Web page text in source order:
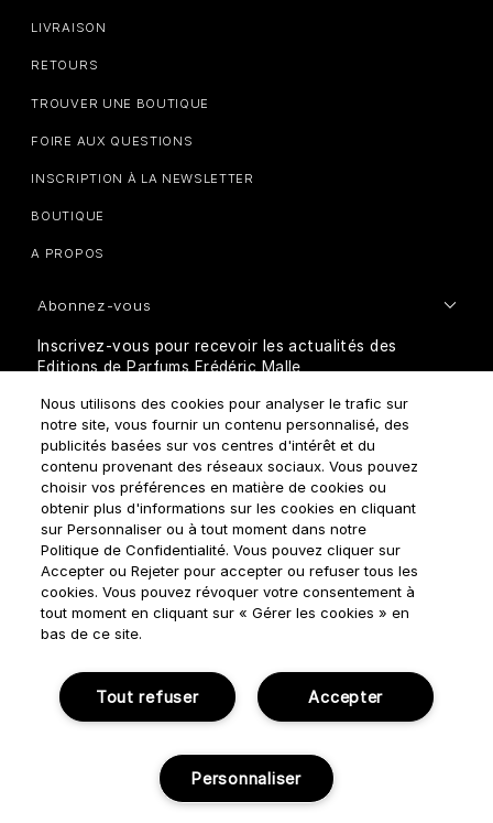
LIVRAISON
RETOURS
TROUVER UNE BOUTIQUE
FOIRE AUX QUESTIONS
INSCRIPTION À LA NEWSLETTER
BOUTIQUE
A PROPOS
Abonnez-vous
Inscrivez-vous pour recevoir les actualités des
Editions de Parfums Frédéric Malle
Comment traitons-nous vos données personnelles?
Règles d'utilisation Politique de confidentialité
© NOUVELLES ÉDITIONS DE PARFUMS 2018
Nous utilisons des cookies pour analyser le trafic sur
notre site, vous fournir un contenu personnalisé, des
publicités basées sur vos centres d'intérêt et du
contenu provenant des réseaux sociaux. Vous pouvez
choisir vos préférences en matière de cookies ou
obtenir plus d'informations sur les cookies en cliquant
sur Personnaliser ou à tout moment dans notre
Politique de Confidentialité. Vous pouvez cliquer sur
Accepter ou Rejeter pour accepter ou refuser tous les
cookies. Vous pouvez révoquer votre consentement à
tout moment en cliquant sur « Gérer les cookies » en
bas de ce site.
Accepter
Tout refuser
Personnaliser